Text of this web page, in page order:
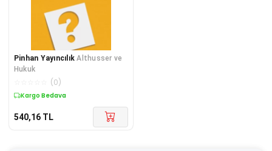
Pinhan Yayıncılık Althusser ve
Hukuk
(0)
Kargo Bedava
540,16 TL